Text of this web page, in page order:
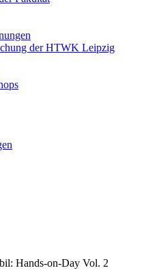
der HTWK Leipzig
Hands-on-Day Vol. 2